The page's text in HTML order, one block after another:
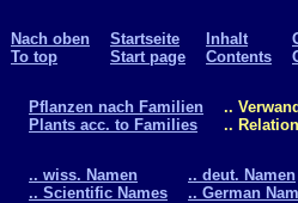
Nach oben
To top
Startseite
Start page
Inhalt
Contents
Pflanzen nach Familien
Plants acc. to Families
..
..
.. wiss. Namen
.. Scientific Names
.. deut. Namen
.. German